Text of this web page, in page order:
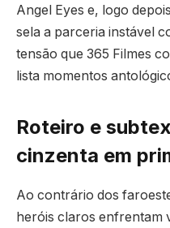
Angel Eyes e, logo
sela a parceria instável
tensão que 365 Filmes
lista momentos
Roteiro e
cinzenta em
Ao contrário dos
heróis claros enfrentam